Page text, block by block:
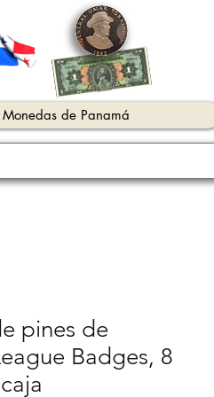
Monedas de Panamá
pines de
Badges, 8